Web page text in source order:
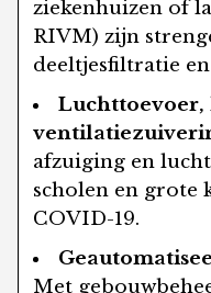
ziekenhuizen of
RIVM) zijn
deeltjesfiltratie
afzuiging en
scholen en grote
COVID-19.
Met